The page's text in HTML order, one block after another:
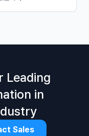
Leading
in
Sales